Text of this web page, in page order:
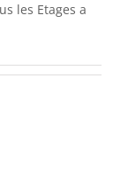
les Etages a